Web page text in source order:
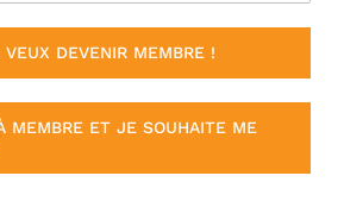
DEVENIR MEMBRE !
MEMBRE ET JE SOUHAITE ME